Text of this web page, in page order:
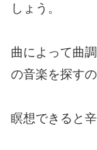
しょう。
曲によって曲
の音楽を探す
瞑想できると